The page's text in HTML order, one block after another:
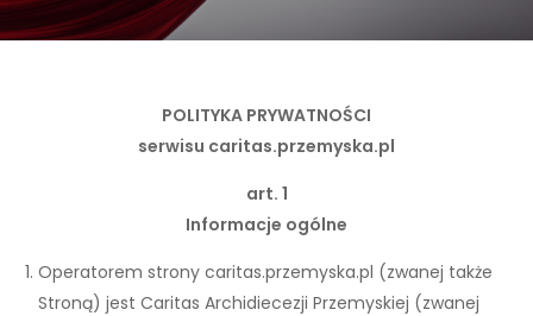
POLITYKA PRYWATNOŚCI
serwisu caritas.przemyska.pl
art. 1
Informacje ogólne
Operatorem strony caritas.przemyska.pl (zwanej także
Stroną) jest Caritas Archidiecezji Przemyskiej (zwanej